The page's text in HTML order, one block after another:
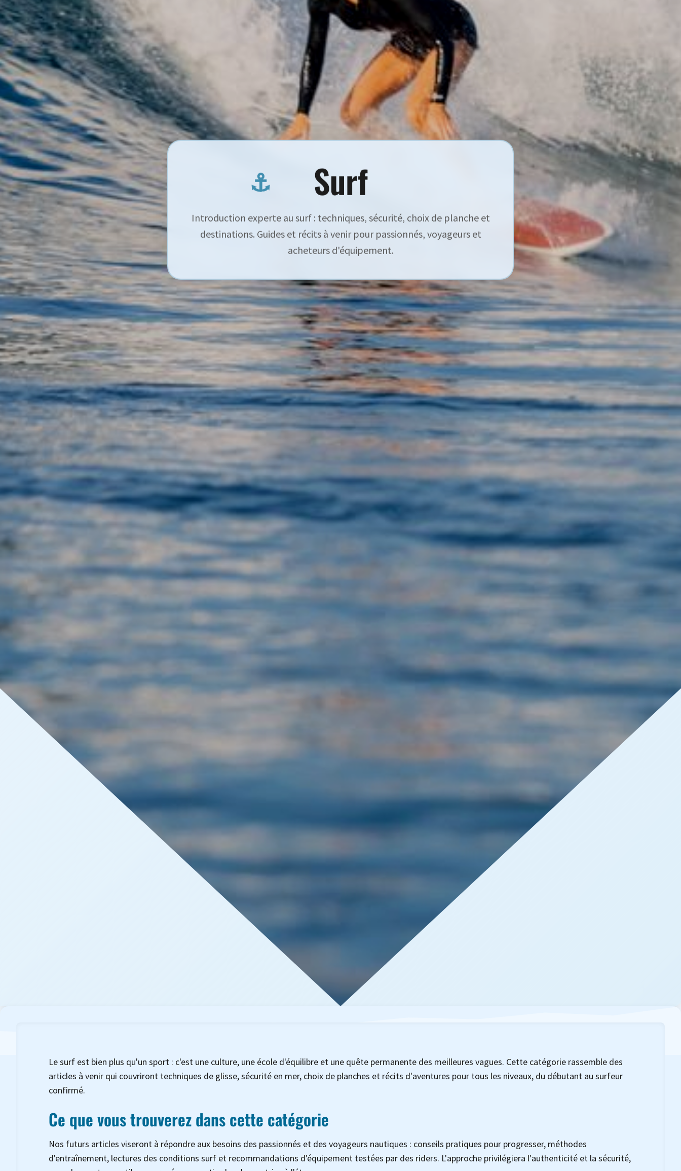
Surf
Introduction experte au surf : techniques, sécurité, choix de planche et
destinations. Guides et récits à venir pour passionnés, voyageurs et
acheteurs d'équipement.
Le surf est bien plus qu'un sport : c'est une culture, une école d'équilibre et une quête permanente des meilleures vagues. Cette catégorie rassemble des
articles à venir qui couvriront techniques de glisse, sécurité en mer, choix de planches et récits d'aventures pour tous les niveaux, du débutant au surfeur
confirmé.
Ce que vous trouverez dans cette catégorie
Nos futurs articles viseront à répondre aux besoins des passionnés et des voyageurs nautiques : conseils pratiques pour progresser, méthodes
d'entraînement, lectures des conditions surf et recommandations d'équipement testées par des riders. L'approche privilégiera l'authenticité et la sécurité,